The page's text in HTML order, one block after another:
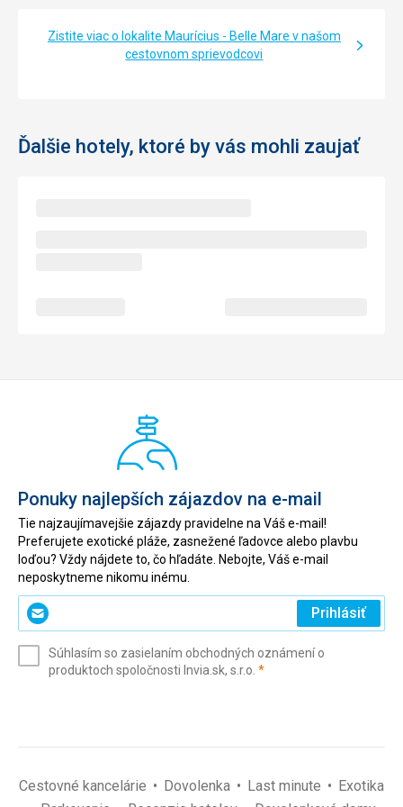
byl však dostatečný, přišli jsme si na své.
Táto recenzia bola preložená automaticky pomocou
Zistite viac o lokalite Maurícius - Belle Mare v našom
cestovnom sprievodcovi
Ďalšie hotely, ktoré by vás mohli zaujať
Ponuky najlepších zájazdov na e-mail
Tie najzaujímavejšie zájazdy pravidelne na Váš e-mail!
Preferujete exotické pláže, zasnežené ľadovce alebo plavbu
loďou? Vždy nájdete to, čo hľadáte. Nebojte, Váš e-mail
neposkytneme nikomu inému.
Zadajte
svoj
(povinné)
Prihlásiť
Súhlasím so zasielaním obchodných oznámení o
produktoch spoločnosti Invia.sk, s.r.o. *(povinné)
Cestovné kancelárie Dovolenka Last minute
Exotika